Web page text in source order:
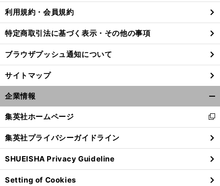
利用規約・会員規約
特定商取引法に基づく表示・その他の事項
ブラウザプッシュ通知について
サイトマップ
企業情報
閉
る
集英社ホームページ
新
し
い
ウ
ィ
ン
ド
集英社プライバシーガイドライン
SHUEISHA Privacy Guideline
Setting of Cookies